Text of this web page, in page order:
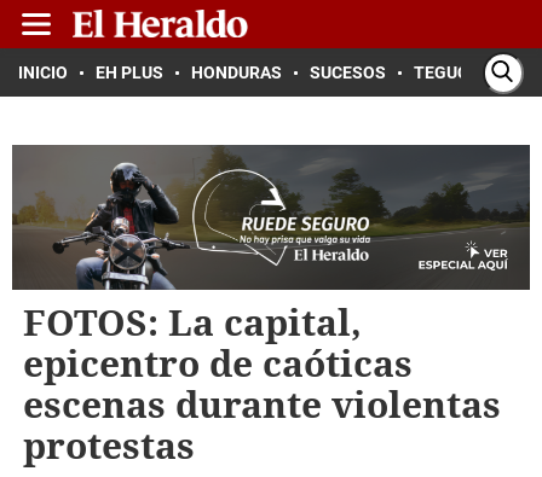
INICIO EH PLUS HONDURAS SUCESOS TEGUCIGALPA
FOTOS: La capital,
epicentro de caóticas
escenas durante violentas
protestas